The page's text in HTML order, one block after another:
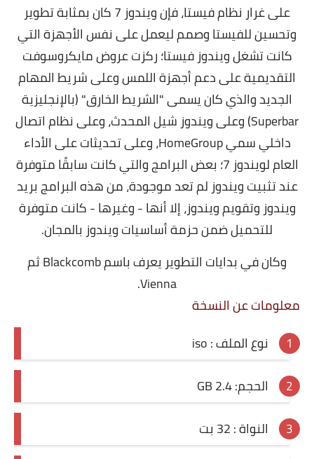
على غرار نظام فيستا، فإن ويندوز 7 كان بمثابة تطوير
وتحسين للفيستا وصمم ليعمل على نفس الأجهزة التي
كانت تشغل ويندوز فيستا؛ ركزت عروض مايكروسوفت
التقديمية على دعم أجهزة اللمس وعلى شريط المهام
الجديد والذي كان يسمى "الشريط الخارق" (بالإنجليزية
Superbar) وعلى ويندوز شيل المحدث، وعلى نظام اتصال
داخلي سمي HomeGroup، وعلى تحديثات على الأداء
العام لويندوز 7؛ بعض البرامج والتي كانت سابقًا متوفرة
عند تثبيت ويندوز لم تعد موجودة، من هذه البرامج بريد
ويندوز وتقويم ويندوز، إلا أنها - وغيرها - كانت متوفرة
للتحميل ضمن حزمة أساسيات ويندوز بالمجان.
وكان في بدايات التطوير يعرف باسم Blackcomb ثم
Vienna.
معلومات عن النسخة
نوع الملف : iso
الحجم: 2.4 GB
النواة : 32 بت